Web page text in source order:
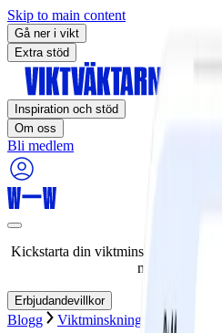
Skip to main content
Gå ner i vikt
Extra stöd
Inspiration och stöd
Om oss
Bli medlem
Kickstarta din viktminskningsresa
månaders
Erbjudandevillkor
Blogg Viktminskning Tema